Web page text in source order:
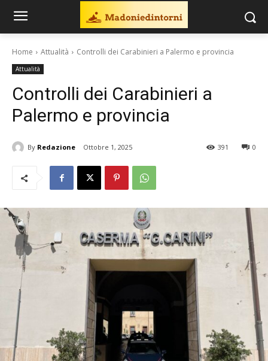
Home Attualità Controlli dei Carabinieri a Palermo e provincia
Attualità
Controlli dei Carabinieri a
Palermo e provincia
By Redazione Ottobre 1, 2025 0
391